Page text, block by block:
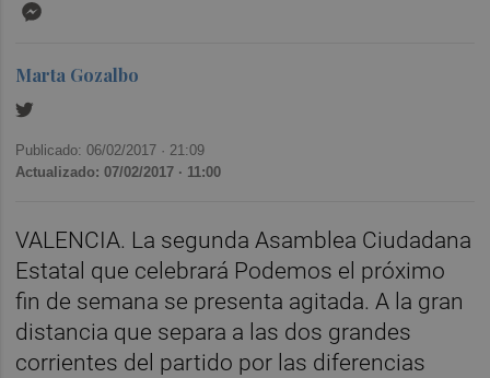
Marta Gozalbo
Publicado: 06/02/2017 · 21:09
Actualizado: 07/02/2017 · 11:00
VALENCIA. La segunda Asamblea Ciudadana
Estatal que celebrará Podemos el próximo
fin de semana se presenta agitada. A la gran
distancia que separa a las dos grandes
corrientes del partido por las diferencias